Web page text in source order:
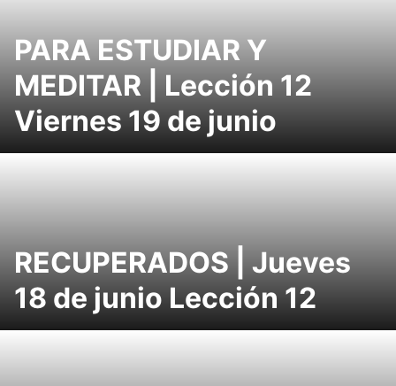
PARA ESTUDIAR Y
MEDITAR | Lección 12
Viernes 19 de junio
RECUPERADOS | Jueves
18 de junio Lección 12